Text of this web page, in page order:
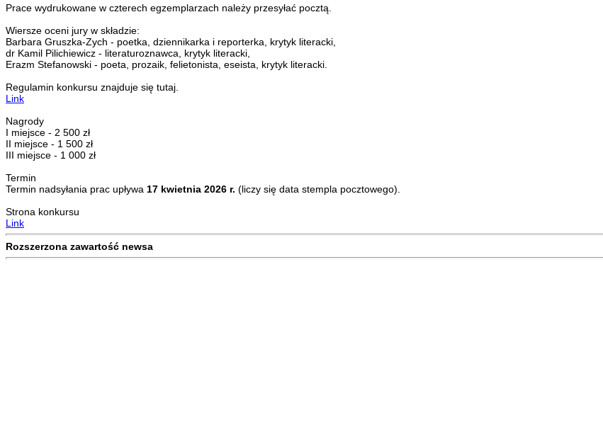
Prace wydrukowane w czterech egzemplarzach należy przesyłać pocztą.
Wiersze oceni jury w składzie:
Barbara Gruszka-Zych - poetka, dziennikarka i reporterka, krytyk literacki,
dr Kamil Pilichiewicz - literaturoznawca, krytyk literacki,
Erazm Stefanowski - poeta, prozaik, felietonista, eseista, krytyk literacki.
Regulamin konkursu znajduje się tutaj.
Link
Nagrody
I miejsce - 2 500 zł
II miejsce - 1 500 zł
III miejsce - 1 000 zł
Termin
Termin nadsyłania prac upływa 17 kwietnia 2026 r. (liczy się data stempla pocztowego).
Strona konkursu
Link
Rozszerzona zawartość newsa